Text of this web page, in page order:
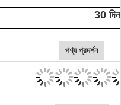
30 দিন
পণ্য প্রদর্শন